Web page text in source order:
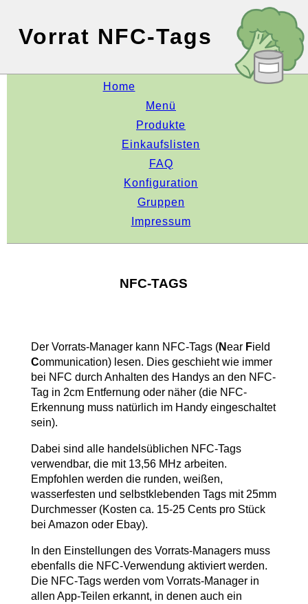
Vorrat NFC-Tags
Home
Menü
Produkte
Einkaufslisten
FAQ
Konfiguration
Gruppen
Impressum
NFC-TAGS
Der Vorrats-Manager kann NFC-Tags (Near Field
Communication) lesen. Dies geschieht wie immer
bei NFC durch Anhalten des Handys an den NFC-
Tag in 2cm Entfernung oder näher (die NFC-
Erkennung muss natürlich im Handy eingeschaltet
sein).
Dabei sind alle handelsüblichen NFC-Tags
verwendbar, die mit 13,56 MHz arbeiten.
Empfohlen werden die runden, weißen,
wasserfesten und selbstklebenden Tags mit 25mm
Durchmesser (Kosten ca. 15-25 Cents pro Stück
bei Amazon oder Ebay).
In den Einstellungen des Vorrats-Managers muss
ebenfalls die NFC-Verwendung aktiviert werden.
Die NFC-Tags werden vom Vorrats-Manager in
allen App-Teilen erkannt, in denen auch ein